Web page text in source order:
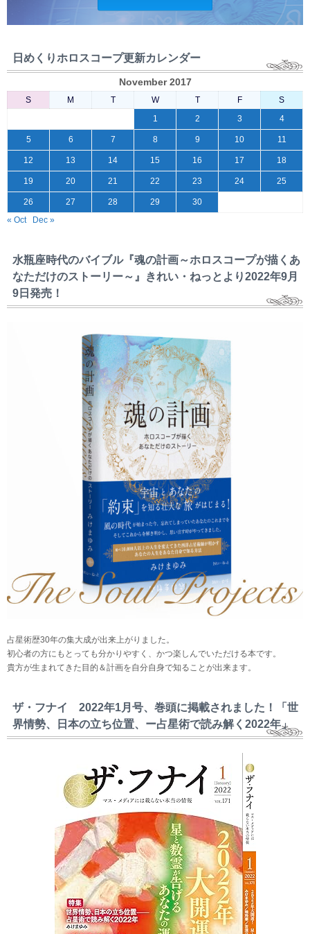
日めくりホロスコープ更新カレンダー
November 2017
S M T W T F
S
1
2 3 4
5 6 7 8 9 10 11
12 13 14 15 16 17 18
19 20 21 22 23 24 25
26 27 28 29
30
« Oct
Dec »
水瓶座時代のバイブル『魂の計画～ホロスコープが描くあ
なただけのストーリー～』きれい・ねっとより2022年9月
9日発売！
占星術歴30年の集大成が出来上がりました。
初心者の方にもとっても分かりやすく、かつ楽しんでいただける本です。
貴方が生まれてきた目的＆計画を自分自身で知ることが出来ます。
ザ・フナイ 2022年1月号、巻頭に掲載されました！「世
界情勢、日本の立ち位置、ー占星術で読み解く2022年」